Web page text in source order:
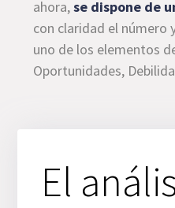
ahora,se dispone de
con claridad el número
uno de los elementos
Oportunidades,
El